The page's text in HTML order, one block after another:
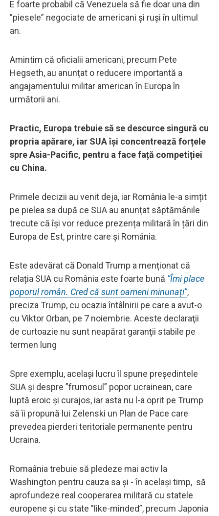
E foarte probabil că Venezuela să fie doar una din
”piesele” negociate de americani și ruși în ultimul
an.
Amintim că oficialii americani, precum Pete
Hegseth, au anunțat o reducere importantă a
angajamentului militar american în Europa în
următorii ani.
Practic, Europa trebuie să se descurce singură cu
propria apărare, iar SUA își concentrează forțele
spre Asia-Pacific, pentru a face față competiției
cu China.
Primele decizii au venit deja, iar România le-a simțit
pe pielea sa după ce SUA au anunțat săptămânile
trecute că își vor reduce prezența militară în țări din
Europa de Est, printre care și România.
Este adevărat că Donald Trump a menționat că
relația SUA cu România este foarte bună ”Îmi place
poporul român. Cred că sunt oameni minunați",
preciza Trump, cu ocazia întâlnirii pe care a avut-o
cu Viktor Orban, pe 7 noiembrie. Aceste declaraţii
de curtoazie nu sunt neapărat garanţii stabile pe
termen lung
Spre exemplu, același lucru îl spune președintele
SUA și despre ”frumosul” popor ucrainean, care
luptă eroic și curajos, iar asta nu l-a oprit pe Trump
să îi propună lui Zelenski un Plan de Pace care
prevedea pierderi teritoriale permanente pentru
Ucraina.
Romaânia trebuie să pledeze mai activ la
Washington pentru cauza sa și - în același timp, să
aprofundeze real cooperarea militară cu statele
europene și cu state ”like-minded”, precum Japonia